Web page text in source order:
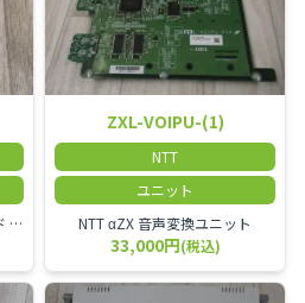
NTT VoIP通話回路拡張用ボード ZXSM－IP内線ボード－「1」
ZXL-VOIPU-(1)
NTT
ユニット
NTT αZX 音声変換ユニット
33,000円(税込)